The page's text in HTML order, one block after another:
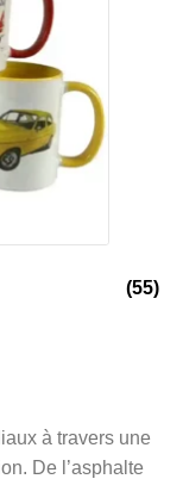
(55)
à travers une
De l’asphalte